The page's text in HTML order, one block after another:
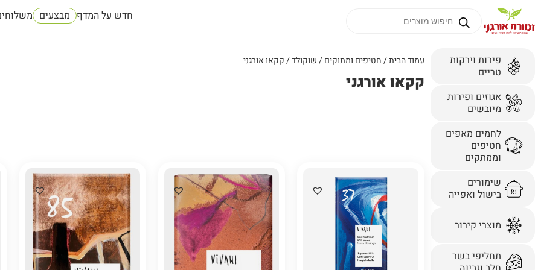
חדש על המדף מבצעים
פירות וירקות
טריים
אגוזים ופירות
מיובשים
לחמים מאפים
חטיפים
וממתקים
שימורים
בישול ואפייה
מוצרי קירור
תחליפי בשר
עמוד הבית/חטיפים ומתוקים/שוקולד/ קקאו אורגני
קקאו אורגני